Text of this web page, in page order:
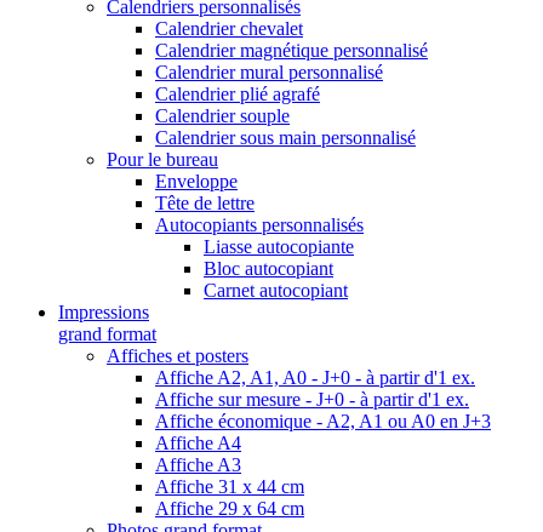
Calendriers personnalisés
Calendrier chevalet
Calendrier magnétique personnalisé
Calendrier mural personnalisé
Calendrier plié agrafé
Calendrier souple
Calendrier sous main personnalisé
Pour le bureau
Enveloppe
Tête de lettre
Autocopiants personnalisés
Liasse autocopiante
Bloc autocopiant
Carnet autocopiant
Impressions
grand format
Affiches et posters
Affiche A2, A1, A0 - J+0 - à partir d'1 ex.
Affiche sur mesure - J+0 - à partir d'1 ex.
Affiche économique - A2, A1 ou A0 en J+3
Affiche A4
Affiche A3
Affiche 31 x 44 cm
Affiche 29 x 64 cm